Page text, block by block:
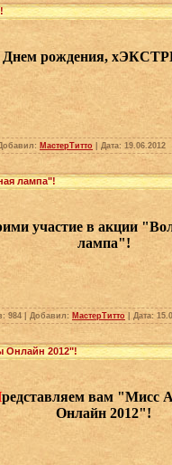
Днем рождения,
МастерТитто | Дата: 19.06.2012
лампа"!
участие в акции
лампа"!
984 | Добавил: МастерТитто| Дата:
Онлайн 2012"!
редставляем вам "Мисс
Онлайн 2012"!